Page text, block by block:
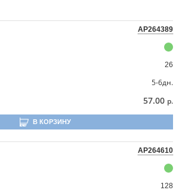
AP264389
26
5-6дн.
57.00 р.
В КОРЗИНУ
AP264610
128